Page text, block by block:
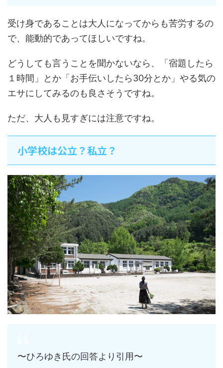
受け身であることは大人になってからも苦労するの
で、能動的であってほしいですね。
どうしても言うことを聞かないなら、「宿題したら
１時間」とか「お手伝いしたら30分とか」やる気の
エサにしてみるのも良さそうですね。
ただ、大人も見すぎには注意ですね。
小学校は公立？私立？
〜ひろゆき氏の回答より引用〜